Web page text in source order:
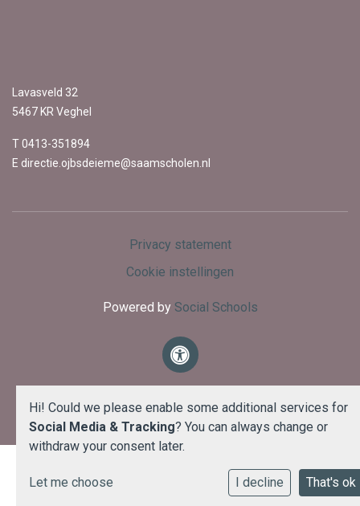
Lavasveld 32
5467 KR Veghel
T 0413-351894
E directie.ojbsdeieme@saamscholen.nl
Privacy statement
Cookie instellingen
Powered by Social Schools
Hi! Could we please enable some additional services for
Social Media & Tracking? You can always change or
withdraw your consent later.
Let me choose I decline That's ok